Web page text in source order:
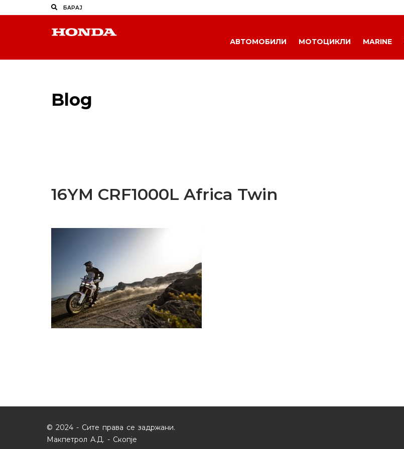
АВТОМОБИЛИ МОТОЦИКЛИ MARINE
Blog
16YM CRF1000L Africa Twin
© 2024 - Сите права се задржани.
Макпетрол А.Д. - Скопје